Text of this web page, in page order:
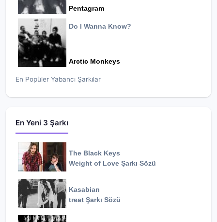
Pentagram
Do I Wanna Know?
Arctic Monkeys
En Popüler Yabancı Şarkılar
En Yeni 3 Şarkı
The Black Keys
Weight of Love Şarkı Sözü
Kasabian
treat Şarkı Sözü